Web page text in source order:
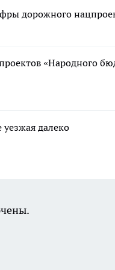
дорожного
«Народного
далеко